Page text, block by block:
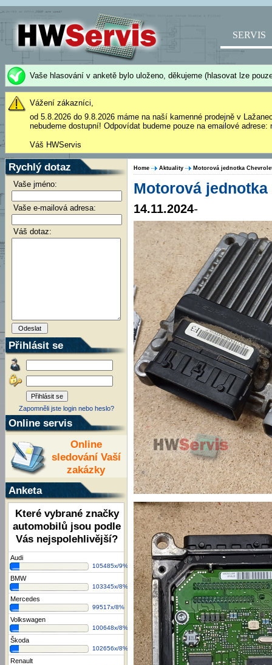
SERVIS
Vaše hlasování v anketě bylo uloženo, děkujeme (hlasovat lze
Vážení zákazníci,
od 5.8.2026 do 9.8.2026 máme na naší kamenné prodejně v
nebudeme dostupní! Odpovídat budeme pouze na emailové
Váš HWServis
Rychlý dotaz
Vaše jméno:
Vaše e-mailová adresa:
Váš dotaz:
Přihlásit se
Zapomněli jste login nebo heslo?
Online servis
Online
sledování Vaší
zakázky
Anketa
Které vybrané značky
automobilů jsou podle
Vás nejspolehlivější?
Audi
105485x/9%
BMW
103345x/8%
Mercedes
99517x/8%
Volkswagen
100648x/8%
Škoda
102656x/8%
Renault
Home Aktuality Motorová jednotka
Motorová
14.11.2024-